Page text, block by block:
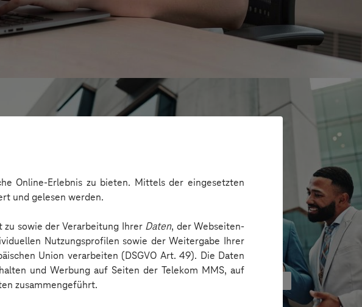
Online-Erlebnis zu bieten. Mittels der eingesetzten
und gelesen werden.
sowie der Verarbeitung Ihrer Daten, der Webseiten-
Nutzungsprofilen sowie der Weitergabe Ihrer
Union verarbeiten (DSGVO Art. 49). Die Daten
und Werbung auf Seiten der Telekom MMS, auf
zusammengeführt.
Land AG
Transformation durch gezielte Change-Begleitung